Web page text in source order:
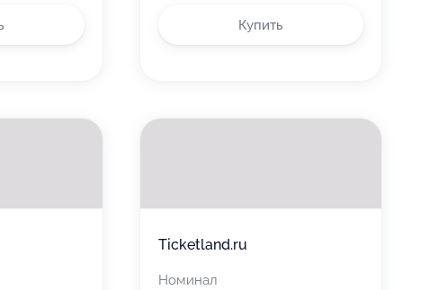
Купить
Ticketland.ru
Номинал